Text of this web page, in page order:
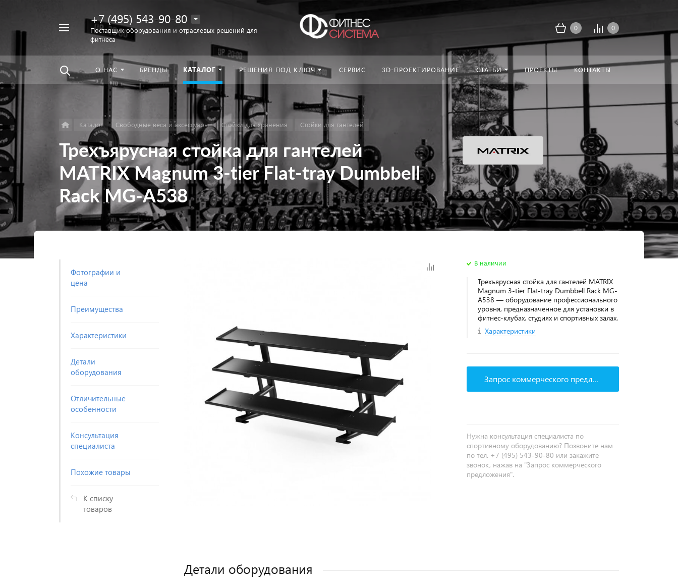
Например,
+7 (495) 543-90-80
Поставщик оборудования и отраслевых решений для
фитнеса
0 0
О НАС БРЕНДЫ КАТАЛОГ РЕШЕНИЯ ПОД КЛЮЧ СЕРВИС 3D-ПРОЕКТИРОВАНИЕ СТАТЬИ ПРОЕКТЫ КОНТАКТЫ
Каталог Свободные веса и аксессуары Стойки для хранения Стойки для гантелей
Трехъярусная стойка для гантелей
MATRIX Magnum 3-tier Flat-tray Dumbbell
Rack MG-A538
Фотографии и
цена
Преимущества
Характеристики
Детали
оборудования
Отличительные
особенности
Консультация
специалиста
Похожие товары
К списку
товаров
В наличии
Трехъярусная стойка для гантелей MATRIX
Magnum 3-tier Flat-tray Dumbbell Rack MG-
A538 — оборудование профессионального
уровня, предназначенное для установки в
фитнес‑клубах, студиях и спортивных залах.
Характеристики
Запрос коммерческого предложения
Нужна консультация специалиста по
спортивному оборудованию? Позвоните нам
по тел. +7 (495) 543-90-80 или закажите
звонок, нажав на "Запрос коммерческого
предложения".
Детали оборудования